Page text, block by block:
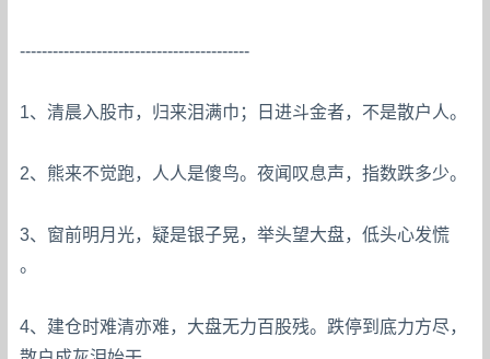
------------------------------------------
1、清晨入股市，归来泪满巾；日进斗金者，不是散户人。
2、熊来不觉跑，人人是傻鸟。夜闻叹息声，指数跌多少。
3、窗前明月光，疑是银子晃，举头望大盘，低头心发慌
。
4、建仓时难清亦难，大盘无力百股残。跌停到底力方尽，